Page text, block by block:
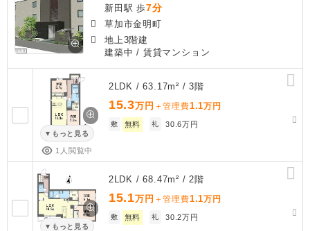
新田駅 歩7分
草加市金明町
地上3階建
建築中 / 賃貸マンション
もっと見る
1人閲覧中
2LDK / 63.17m² / 3階
15.3万円 ＋管理費1.1万円
敷 無料 礼 30.6万円
もっと見る
2LDK / 68.47m² / 2階
15.1万円 ＋管理費1.1万円
敷 無料 礼 30.2万円